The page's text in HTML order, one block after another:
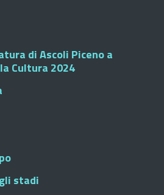
di Ascoli Piceno a
Cultura 2024
stadi